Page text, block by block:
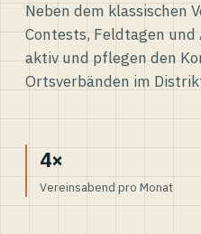
Neben dem klassischen
Contests, Feldtagen
aktiv und pflegen den
Ortsverbänden im
4×
Vereinsabend pro Monat